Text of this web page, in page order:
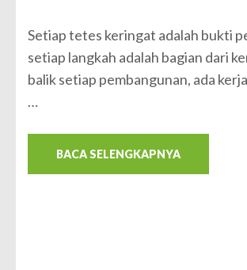
Setiap tetes keringat adalah bukti
setiap langkah adalah bagian dari
balik setiap pembangunan, ada
…
BACA SELENGKAPNYA